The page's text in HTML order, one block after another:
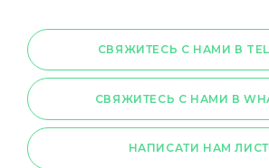
СВЯЖИТЕСЬ С НАМИ В
СВЯЖИТЕСЬ С НАМИ В
НАПИСАТИ НАМ